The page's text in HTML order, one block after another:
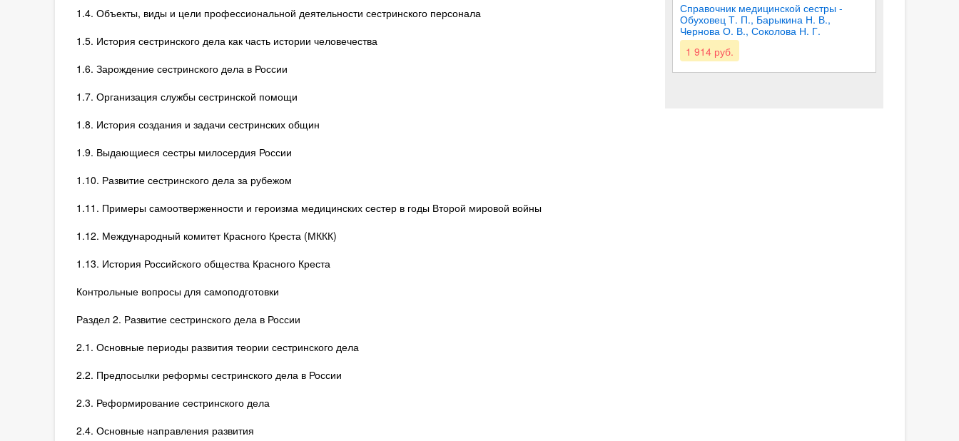
Справочник медицинской сестры -
Обуховец Т. П., Барыкина Н. В.,
Чернова О. В., Соколова Н. Г.
1 914 руб.
1.4. Объекты, виды и цели профессиональной деятельности сестринского персонала
1.5. История сестринского дела как часть истории человечества
1.6. Зарождение сестринского дела в России
1.7. Организация службы сестринской помощи
1.8. История создания и задачи сестринских общин
1.9. Выдающиеся сестры милосердия России
1.10. Развитие сестринского дела за рубежом
1.11. Примеры самоотверженности и героизма медицинских сестер в годы Второй мировой войны
1.12. Международный комитет Красного Креста (МККК)
1.13. История Российского общества Красного Креста
Контрольные вопросы для самоподготовки
Раздел 2. Развитие сестринского дела в России
2.1. Основные периоды развития теории сестринского дела
2.2. Предпосылки реформы сестринского дела в России
2.3. Реформирование сестринского дела
2.4. Основные направления развития